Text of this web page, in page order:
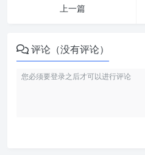
上一篇
评论（没有评论）